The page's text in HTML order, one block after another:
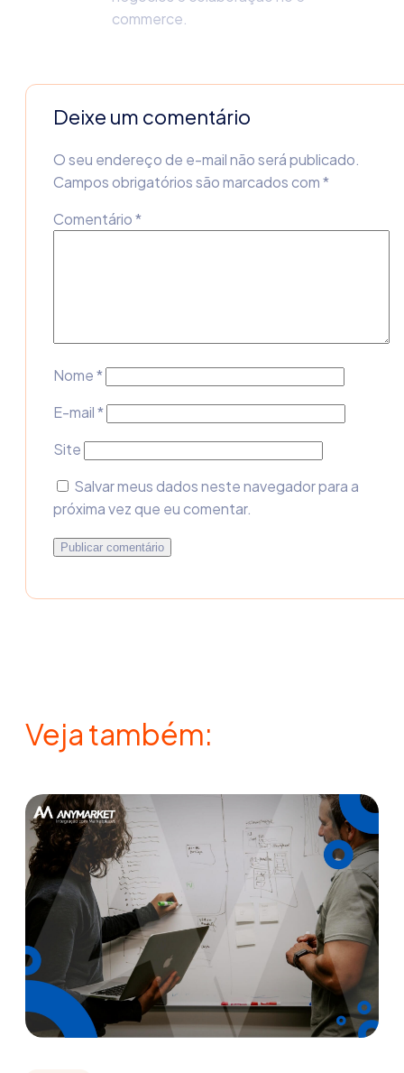
commerce.
Deixe um comentário
O seu endereço de e-mail não será publicado.
Campos obrigatórios são marcados com*
Comentário*
Nome*
E-mail*
Site
Salvar meus dados neste navegador para a
próxima vez que eu comentar.
Veja também: